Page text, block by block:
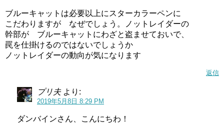
ブルーキャットは必要以上にスターカラーペンに
こだわりますが なぜでしょう。ノットレイダーの
幹部が ブルーキャットにわざと盗ませておいで、
罠を仕掛けるのではないでしょうか
ノットレイダーの動向が気になります
返信
プリ夫 より:
2019年5月8日 8:29 PM
ダンバインさん、こんにちわ！